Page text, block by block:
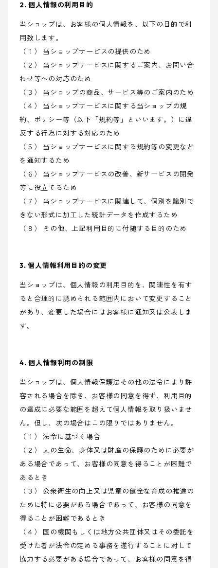
2. 個人情報の利用目的
当ショップは、お客様の個人情報を、以下の目的で利
用致します。
（１） 当ショップサービスの提供のため
（２） 当ショップサービスに関するご案内、お問い合
わせ等への対応のため
（３） 当ショップの商品、サービス等のご案内のため
（４） 当ショップサービスに関する当ショップの規
約、ポリシー等（以下「規約等」といいます。）に違
反する行為に対する対応のため
（５） 当ショップサービスに関する規約等の変更など
を通知するため
（６） 当ショップサービスの改善、新サービスの開発
等に役立てるため
（７） 当ショップサービスに関連して、個別を識別で
きない形式に加工した統計データを作成するため
（８） その他、上記利用目的に付随する目的のため
3. 個人情報利用目的の変更
当ショップは、個人情報の利用目的を、関連性を有す
ると合理的に認められる範囲内において変更すること
があり、変更した場合にはお客様に通知又は公表しま
す。
4. 個人情報利用の制限
当ショップは、個人情報保護法その他の法令により許
容される場合を除き、お客様の同意を得ず、利用目的
の達成に必要な範囲を超えて個人情報を取り扱いませ
ん。但し、次の場合はこの限りではありません。
（１） 法令に基づく場合
（２） 人の生命、身体又は財産の保護のために必要が
ある場合であって、お客様の同意を得ることが困難で
あるとき
（３） 公衆衛生の向上又は児童の健全な育成の推進の
ために特に必要がある場合であって、お客様の同意を
得ることが困難であるとき
（４） 国の機関もしくは地方公共団体又はその委託を
受けた者が法令の定める事務を遂行することに対して
協力する必要がある場合であって、お客様の同意を得